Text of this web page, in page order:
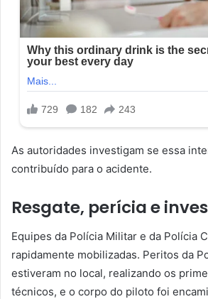
As autoridades investigam se essa
contribuído para o acidente.
Resgate, perícia e
Equipes da Polícia Militar e da Polícia
rapidamente mobilizadas. Peritos da
estiveram no local, realizando os
técnicos, e o corpo do piloto foi